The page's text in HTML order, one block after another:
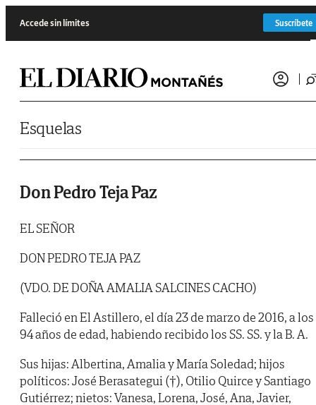
Accede sin límites Suscríbete
Esquelas
Don Pedro Teja Paz
EL SEÑOR
DON PEDRO TEJA PAZ
(VDO. DE DOÑA AMALIA SALCINES CACHO)
Falleció en El Astillero, el día 23 de marzo de 2016, a los
94 años de edad, habiendo recibido los SS. SS. y la B. A.
Sus hijas: Albertina, Amalia y María Soledad; hijos
políticos: José Berasategui (†), Otilio Quirce y Santiago
Gutiérrez; nietos: Vanesa, Lorena, José, Ana, Javier,